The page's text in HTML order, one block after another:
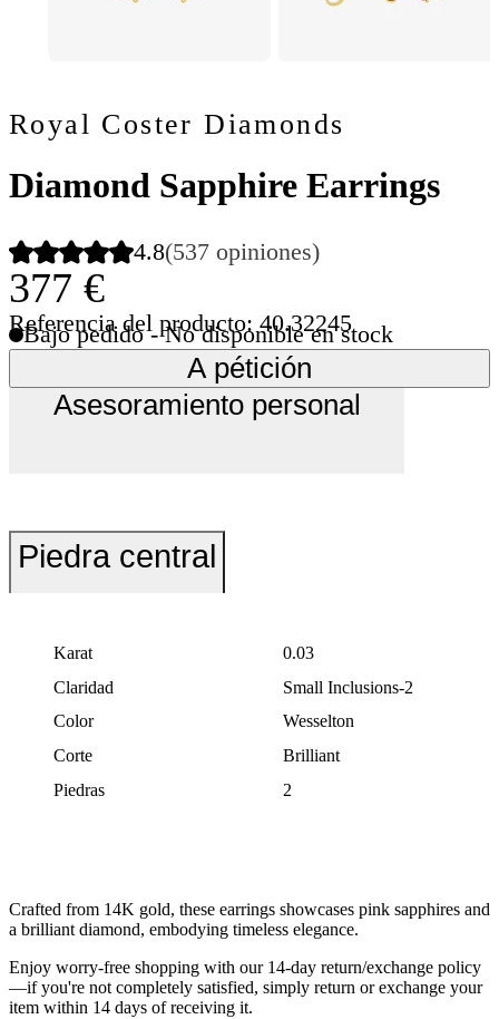
Royal Coster Diamonds
Diamond Sapphire Earrings
4.8(537 opiniones)
377 €
Referencia del producto: 40.32245
Bajo pedido - No disponible en stock
A pétición
Asesoramiento personal
Piedra central
Karat
0.03
Claridad
Small Inclusions-2
Color
Wesselton
Corte
Brilliant
Piedras
2
Crafted from 14K gold, these earrings showcases pink sapphires and
a brilliant diamond, embodying timeless elegance.
Enjoy worry-free shopping with our 14-day return/exchange policy
—if you're not completely satisfied, simply return or exchange your
item within 14 days of receiving it.